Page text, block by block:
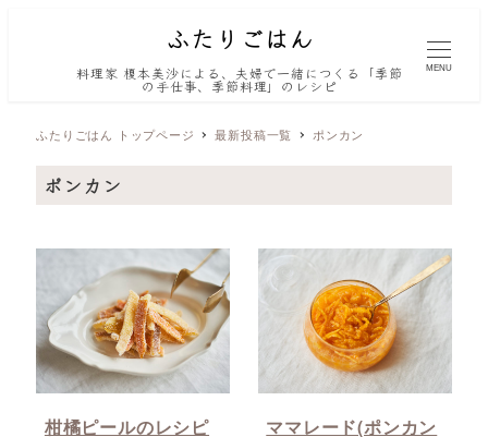
料理家 榎本美沙による、夫婦で一緒につくる「季節
の手仕事、季節料理」のレシピ
MENU
ふたりごはん トップページ 最新投稿一覧 ポンカン
ポンカン
柑橘ピールのレシピ
ママレード(ポンカン